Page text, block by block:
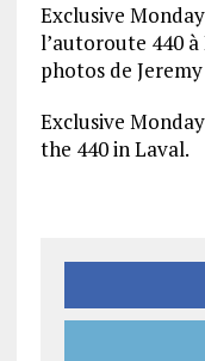
Exclusive
l’autoroute 440
photos de
Exclusive
the 440 in Laval.